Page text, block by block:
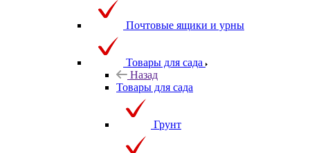
Почтовые ящики и урны
Товары для сада
Назад
Товары для сада
Грунт